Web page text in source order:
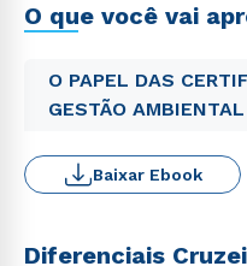
O que você vai
O PAPEL DAS
GESTÃO AMBIENTAL
Baixar Ebook
Diferenciais